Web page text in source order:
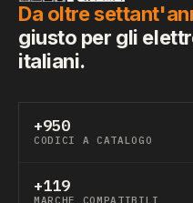
Da oltre
giusto per gli
italiani.
+950
CODICI A CATALOGO
+119
MARCHE COMPATIBILI